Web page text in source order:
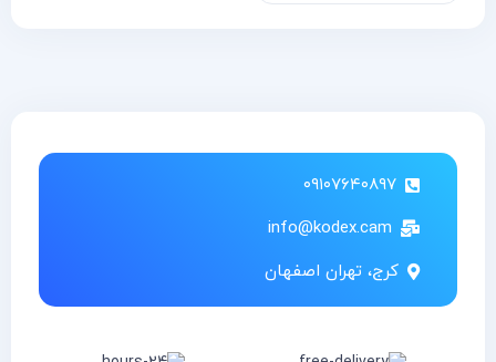
۰۹۱۰۷۶۴۰۸۹۷
info@kodex.cam
کرج، تهران اصفهان